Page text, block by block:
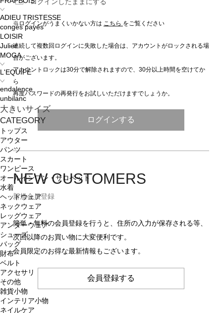
ADIEU TRISTESSE
congés payés
LOISIR
Julier
MOGA
L'EQUIPE
endalence
unbilanc
大きいサイズ
CATEGORY
トップス
アウター
パンツ
スカート
ワンピース
オールインワン・サロペット
水着
ヘッドウェア
ネックウェア
レッグウェア
アンダーウェア
シューズ
バッグ
財布
ベルト
アクセサリ
その他
雑貨小物
インテリア小物
ネイルケア
※ログインがうまくいかない方は こちら をご覧ください
連続して複数回ログインに失敗した場合は、アカウントがロックされる場
合がございます。
アカウントロックは30分で解除されますので、30分以上時間を空けてか
ら
再度パスワードの再発行をお試しいただけますでしょうか。
ログインする
NEW CUSTOMERS
新規会員登録
簡単・無料の会員登録を行うと、住所の入力が保存される等、
次回以降のお買い物に大変便利です。
会員限定のお得な最新情報もございます。
会員登録する